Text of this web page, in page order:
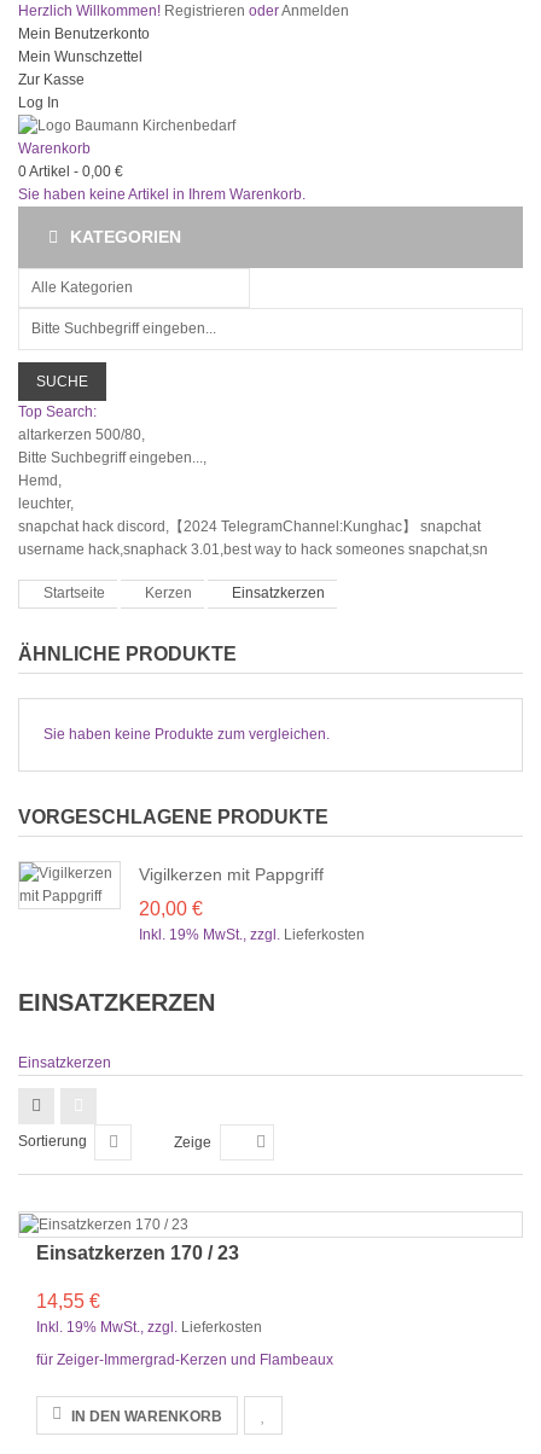
Herzlich Willkommen! Registrieren oderAnmelden
Mein Benutzerkonto
Mein Wunschzettel
Zur Kasse
Log In
Warenkorb
0Artikel - 0,00 €
Sie haben keine Artikel in Ihrem Warenkorb.
KATEGORIEN
SUCHE
Top Search:
altarkerzen 500/80,
Bitte Suchbegriff eingeben...,
Hemd,
leuchter,
snapchat hack discord,【2024 TelegramChannel:Kunghac】 snapchat
username hack,snaphack 3.01,best way to hack someones snapchat,sn
Startseite Kerzen Einsatzkerzen
ÄHNLICHE PRODUKTE
Sie haben keine Produkte zum vergleichen.
VORGESCHLAGENE PRODUKTE
Vigilkerzen mit Pappgriff
20,00 €
Inkl. 19% MwSt., zzgl. Lieferkosten
EINSATZKERZEN
Einsatzkerzen
Sortierung Zeige
Einsatzkerzen 170 / 23
14,55 €
Inkl. 19% MwSt. zzgl. Lieferkosten
für Zeiger-Immergrad-Kerzen und Flambeaux
IN DEN WARENKORB